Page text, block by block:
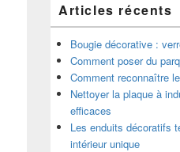
Articles récents
Bougie décorative :
Comment poser du
Comment reconnaître
Nettoyer la plaque à
efficaces
Les enduits décoratifs
intérieur unique